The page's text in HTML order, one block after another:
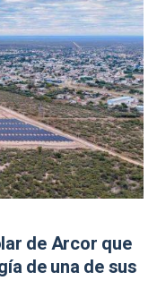
de Arcor que
de una de sus